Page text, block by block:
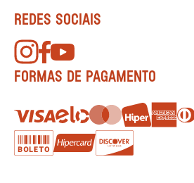
REDES SOCIAIS
FORMAS DE PAGAMENTO